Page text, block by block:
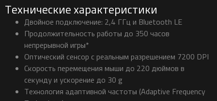
Технические характеристики
Двойное подключение: 2,4 ГГц и Bluetooth LE
Продолжительность работы до 350 часов
непрерывной игры*
Оптический сенсор с реальным разрешением 7200 DPI
Скорость перемещения мыши до 220 дюймов в
секунду и ускорение до 30 g
Технология адаптивной частоты (Adaptive Frequency